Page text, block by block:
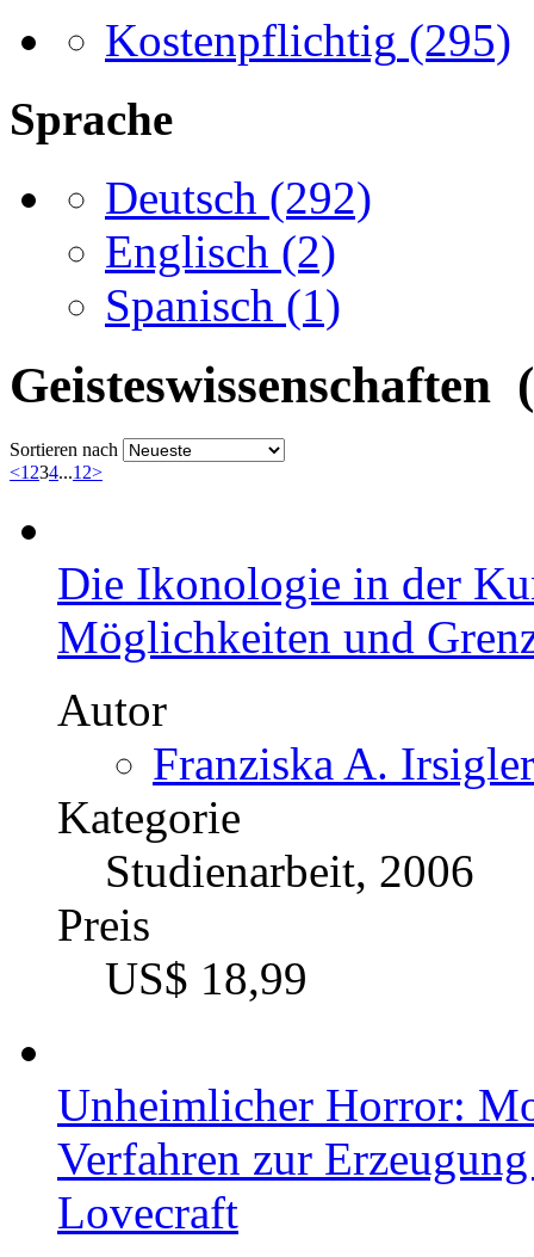
Kostenpflichtig (295)
Sprache
Deutsch (292)
Englisch (2)
Spanisch (1)
Geisteswissenschaften
Sortieren nach
<1 234...12>
Die Ikonologie in der
Möglichkeiten und
Autor
Franziska A.
Kategorie
Studienarbeit, 2006
Preis
US$ 18,99
Unheimlicher Horror:
Verfahren zur
Lovecraft